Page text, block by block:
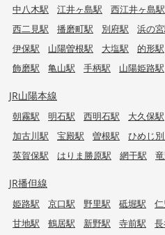
中八木駅
江井ヶ島駅 西江井ヶ島駅
西二見駅
播磨町駅 別府駅 浜の
伊保駅
山陽曽根駅 大塩駅 的形駅
飾磨駅
亀山駅 手柄駅 山陽姫路駅
JR山陽本線
朝霧駅 明石駅 西明石駅 大久保駅
加古川駅
宝殿駅 曽根駅 ひめじ
英賀保駅
はりま勝原駅 網干駅
JR播但線
姫路駅 京口駅 野里駅 砥堀駅
甘地駅
鶴居駅 新野駅 寺前駅